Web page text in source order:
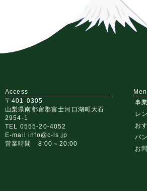
Access
〒401-0305
山梨県南都留郡富士河口湖町大石
2954-1
TEL 0555-20-4052
E-mail info@c-ls.jp
営業時間 8:00～20:00
事
レ
お
バ
お